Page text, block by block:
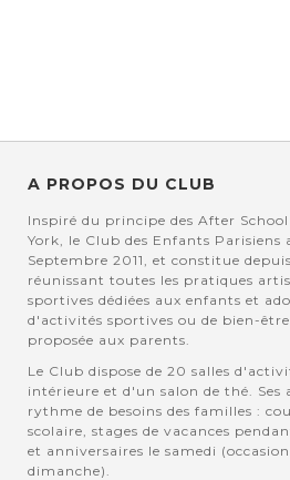
A PROPOS DU CLUB
Inspiré du principe des After
York, le Club des Enfants Parisiens
Septembre 2011, et constitue
réunissant toutes les pratiques
sportives dédiées aux enfants et
d'activités sportives ou de bien-
proposée aux parents.
Le Club dispose de 20 salles
intérieure et d'un salon de thé. Ses
rythme de besoins des familles :
scolaire, stages de vacances
et anniversaires le samedi
dimanche).